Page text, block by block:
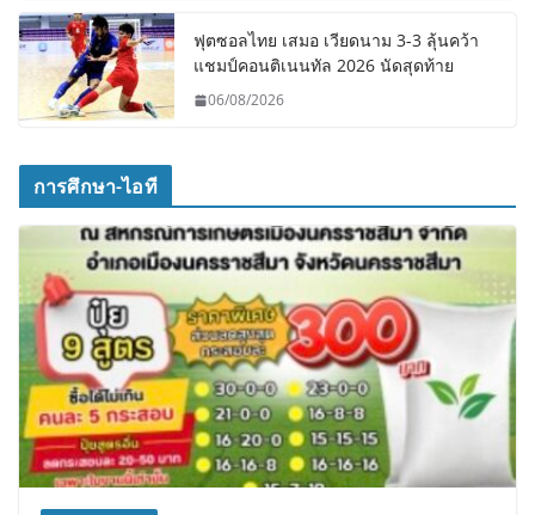
ฟุตซอลไทย เสมอ เวียดนาม 3-3 ลุ้นคว้า
แชมป์คอนติเนนทัล 2026 นัดสุดท้าย
06/08/2026
การศึกษา-ไอที